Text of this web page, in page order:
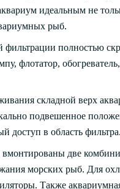
идеальным не
рыб.
фильтрации полностью
флотатор,
складной верх
подвешенное
доступ в область фильтра.
две
морских рыб. Для
Также